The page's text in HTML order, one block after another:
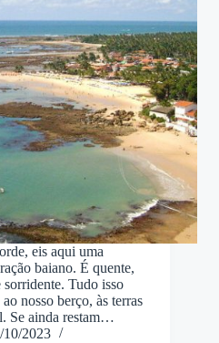
eis aqui uma
baiano. É quente,
Tudo isso
nosso berço, às terras
Se ainda restam…
10/2023